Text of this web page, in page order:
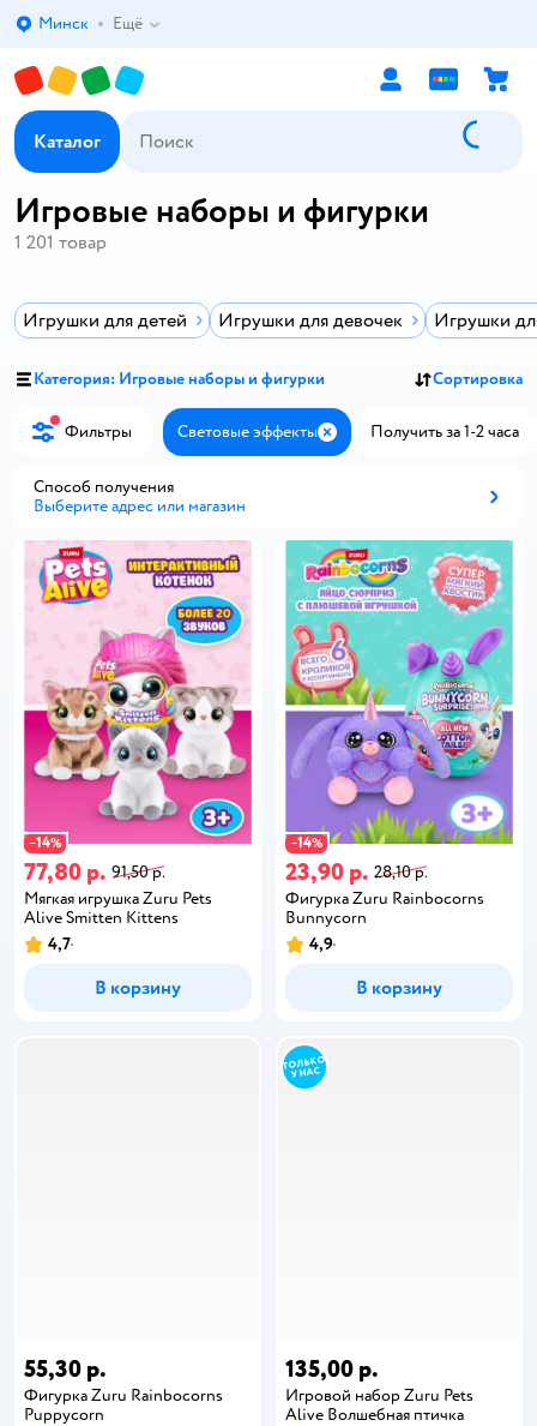
Выбор адреса доставки.
Минск Ещё
Каталог
Игровые наборы и фигурки
1 201 товар
Игрушки для детей Игрушки для девочек Игрушки
Категория: Игровые наборы и фигурки Сортировка
Фильтры Световые эффекты ЗакрытьПолучить за 1-2 часа
Способ получения
Выберите адрес или магазин
−14%
77,80 р. 91,50 р.
Мягкая игрушка Zuru Pets
Alive Smitten Kittens
4,7
В корзину
−14%
23,90 р. 28,10 р.
Фигурка Zuru Rainbocorns
Bunnycorn
4,9
В корзину
55,30 р.
Фигурка Zuru Rainbocorns
Puppycorn
135,00 р.
Игровой набор Zuru Pets
Alive Волшебная птичка